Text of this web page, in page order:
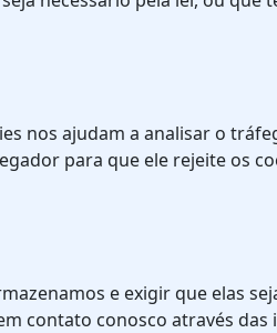
nos ajudam a analisar o
para que ele rejeite os
e exigir que elas
contato conosco através